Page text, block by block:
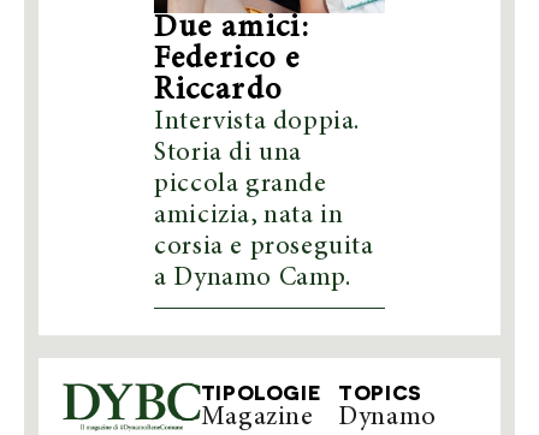
Due amici:
Federico e
Riccardo
Intervista doppia.
Storia di una
piccola grande
amicizia, nata in
corsia e proseguita
a Dynamo Camp.
TIPOLOGIE
Magazine
TOPICS
Dynamo